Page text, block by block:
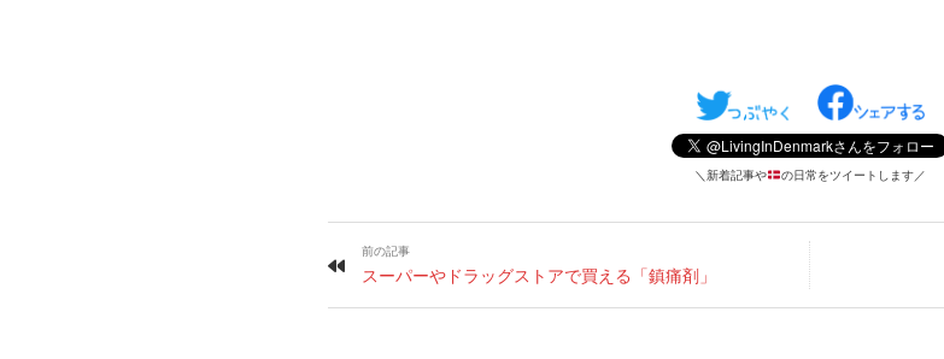
＼新着記事や の日常をツイートします／
前の記事
スーパーやドラッグストアで買える「鎮痛剤」